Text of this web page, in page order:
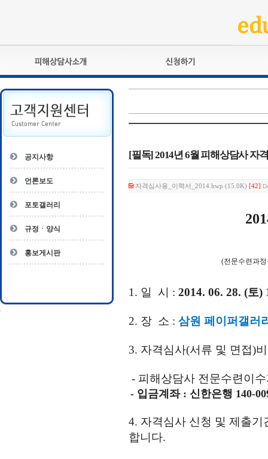
피해상담사란?
자격관리규정
상담사 자격증 확인
- 피해상담사 1급
- 전문수련감독자
- 전문수련기관
교육훈련
자격복원
공지사항
언론보도
포토갤러리
규정ㆍ양식
홍보게시판
[필독] 2014년 6월 피해상담사 자
자격심사용_이력서_2014.hwp (15.0K) [42]
(전문수련과
1. 일 시 : 2014. 06. 28. (토)
2. 장 소 : 삼원 페이퍼갤러
3. 자격심사(서류 및 면접)비
- 피해상담사 전문수련이
- 입금계좌 : 신한은행 140-
4. 자격심사 신청 및 제출
합니다.